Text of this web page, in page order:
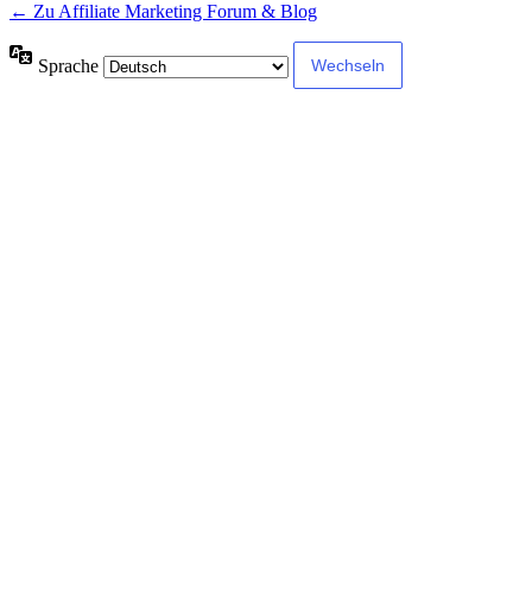
← Zu Affiliate Marketing Forum & Blog
Sprache